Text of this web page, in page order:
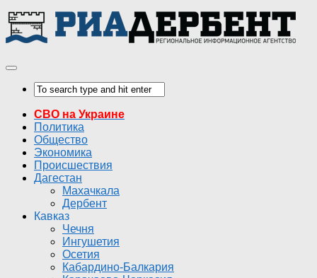
СВО на Украине
Политика
Общество
Экономика
Происшествия
Дагестан
Махачкала
Дербент
Кавказ
Чечня
Ингушетия
Осетия
Кабардино-Балкария